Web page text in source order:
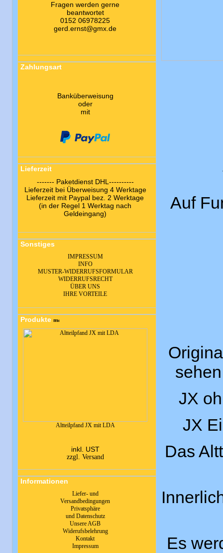
Fragen werden gerne
beantwortet
0152 06978225
gerd.ernst@gmx.de
Zahlungsart
Banküberweisung
oder
mit
Lieferzeit
------- Paketdienst DHL----------
Lieferzeit bei Überweisung 4 Werktage
Lieferzeit mit Paypal bez. 2 Werktage
(in der Regel 1 Werktag nach
Geldeingang)
Sonstiges
IMPRESSUM
INFO
MUSTER-WIDERRUFSFORMULAR
WIDERRUFSRECHT
ÜBER UNS
IHRE VORTEILE
Produkte
Altteilpfand JX mit LDA
inkl. UST
zzgl. Versand
Informationen
Liefer- und
Versandbedingungen
Privatsphäre
und Datenschutz
Unsere AGB
Widerufsbelehrung
Kontakt
Impressum
Auf
JX
JX
Das
Es